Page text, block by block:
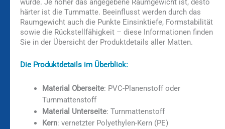
wurde. Je höher das angegebene Raumgewicht ist, desto
härter ist die Turnmatte. Beeinflusst werden durch das
Raumgewicht auch die Punkte Einsinktiefe, Formstabilität
sowie die Rückstellfähigkeit – diese Informationen finden
Sie in der Übersicht der Produktdetails aller Matten.
Die Produktdetails im Überblick:
Material Oberseite: PVC-Planenstoff oder
Turnmattenstoff
Material Unterseite: Turnmattenstoff
Kern: vernetzter Polyethylen-Kern (PE)